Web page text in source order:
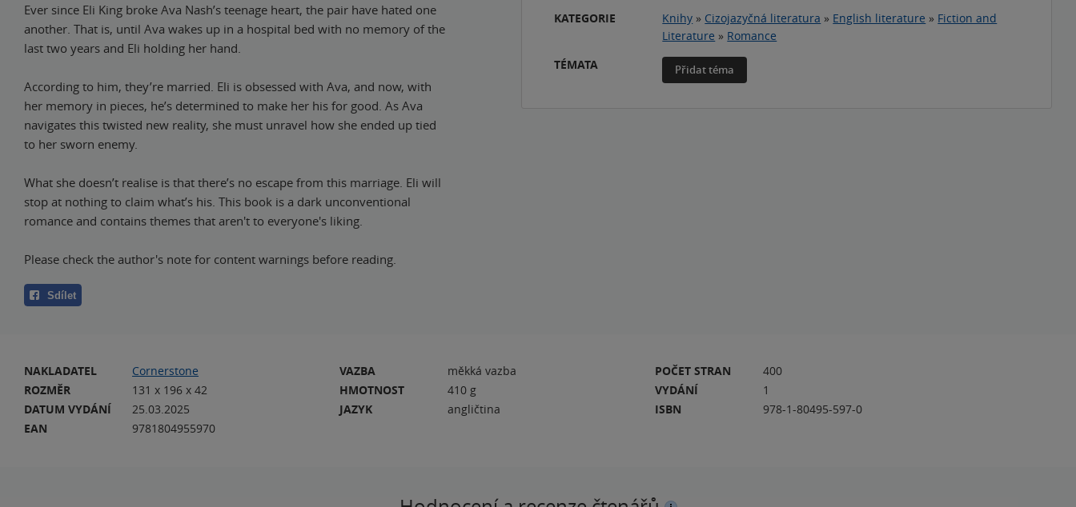
Ever since Eli King broke Ava Nash’s teenage heart, the pair have hated one
another. That is, until Ava wakes up in a hospital bed with no memory of the
last two years and Eli holding her hand.
According to him, they’re married. Eli is obsessed with Ava, and now, with
her memory in pieces, he’s determined to make her his for good. As Ava
navigates this twisted new reality, she must unravel how she ended up tied
to her sworn enemy.
What she doesn’t realise is that there’s no escape from this marriage. Eli will
stop at nothing to claim what’s his. This book is a dark unconventional
romance and contains themes that aren't to everyone's liking.
Please check the author's note for content warnings before reading.
Sdílet
KATEGORIE Knihy » Cizojazyčná literatura » English literature » Fiction and
Literature » Romance
TÉMATA
Přidat téma
NAKLADATEL
Cornerstone
ROZMĚR
131 x 196 x 42
DATUM VYDÁNÍ
25.03.2025
EAN
9781804955970
VAZBA
měkká vazba
HMOTNOST
410 g
JAZYK
angličtina
POČET STRAN
400
VYDÁNÍ
1
ISBN
978-1-80495-597-0